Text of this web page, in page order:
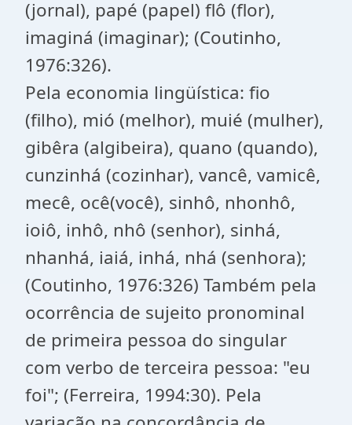
(jornal), papé (papel) flô (flor),
imaginá (imaginar); (Coutinho,
1976:326).
Pela economia lingüística: fio
(filho), mió (melhor), muié (mulher),
gibêra (algibeira), quano (quando),
cunzinhá (cozinhar), vancê, vamicê,
mecê, ocê(você), sinhô, nhonhô,
ioiô, inhô, nhô (senhor), sinhá,
nhanhá, iaiá, inhá, nhá (senhora);
(Coutinho, 1976:326) Também pela
ocorrência de sujeito pronominal
de primeira pessoa do singular
com verbo de terceira pessoa: "eu
foi"; (Ferreira, 1994:30). Pela